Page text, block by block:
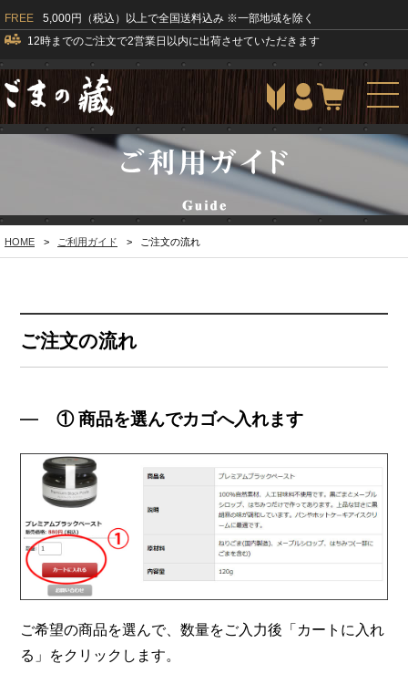
FREE 5,000円（税込）以上で全国送料込み ※一部地域を除く
12時までのご注文で2営業日以内に出荷させていただきます
HOME > ご利用ガイド > ご注文の流れ
ご注文の流れ
① 商品を選んでカゴへ入れます
ご希望の商品を選んで、数量をご入力後「カートに入れ
る」をクリックします。